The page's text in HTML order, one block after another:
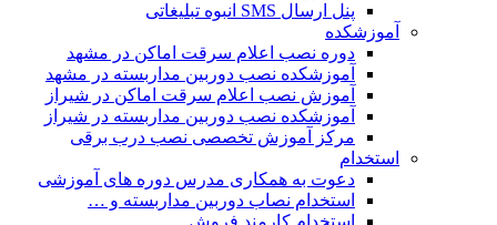
پنل ارسال SMS انبوه تبلیغاتی
آموزشکده
دوره نصب اعلام سرقت اماکن در مشهد
آموزشکده نصب دوربین مداربسته در مشهد
آموزش نصب اعلام سرقت اماکن در شیراز
آموزشکده نصب دوربین مداربسته در شیراز
مرکز آموزش تخصصی نصب درب برقی
استخدام
دعوت به همکاری مدرس دوره های آموزشی
استخدام نصاب دوربین مداربسته و …
استخدام کارمند فروش